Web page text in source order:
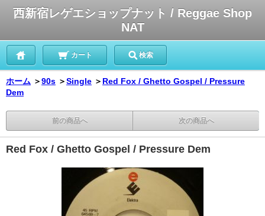
西新宿レゲエショップナット / Reggae Shop
NAT
カート 検索
ホーム ＞90s ＞Single ＞ Red Fox / Ghetto Gospel / Pressure
Dem
前の商品へ 次の商品へ
Red Fox / Ghetto Gospel / Pressure Dem